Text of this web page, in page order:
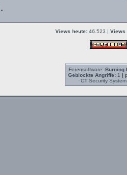
Views heute: 46.523 | Views
Forensoftware: Burning
Geblockte Angriffe:1 |
CT Security